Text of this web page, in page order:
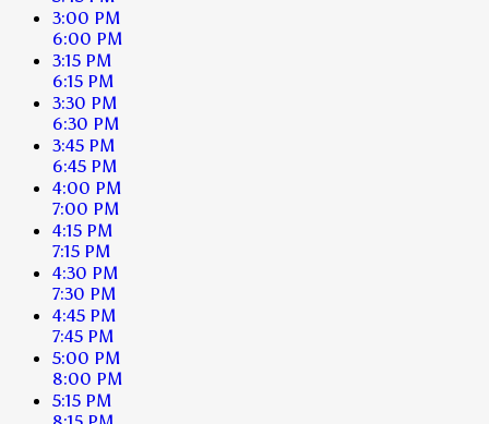
3:00 PM
6:00 PM
3:15 PM
6:15 PM
3:30 PM
6:30 PM
3:45 PM
6:45 PM
4:00 PM
7:00 PM
4:15 PM
7:15 PM
4:30 PM
7:30 PM
4:45 PM
7:45 PM
5:00 PM
8:00 PM
5:15 PM